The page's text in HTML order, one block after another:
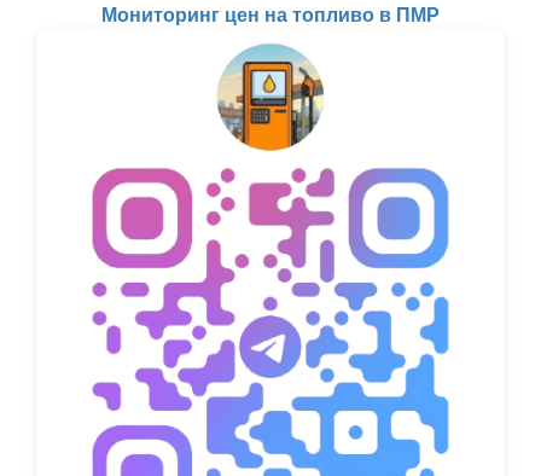
Мониторинг цен на топливо в ПМР